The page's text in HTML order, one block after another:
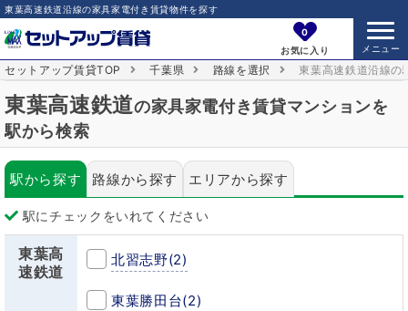
東葉高速鉄道沿線の家具家電付き賃貸物件を探す
0
お気に入り
セットアップ賃貸TOP 千葉県 路線を選択 東葉高速鉄道沿線の
東葉高速鉄道の家具家電付き賃貸マンションを
駅から検索
駅から探す 路線から探す エリアから探す
駅にチェックをいれてください
東葉高
速鉄道
北習志野(2)
東葉勝田台(2)